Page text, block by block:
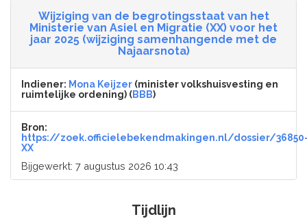
Wijziging van de begrotingsstaat van het
Ministerie van Asiel en Migratie (XX) voor het
jaar 2025 (wijziging samenhangende met de
Najaarsnota)
Indiener: Mona Keijzer (minister volkshuisvesting en
ruimtelijke ordening) (BBB)
Bron:
https://zoek.officielebekendmakingen.nl/dossier/
XX
Bijgewerkt: 7 augustus 2026 10:43
Tijdlijn